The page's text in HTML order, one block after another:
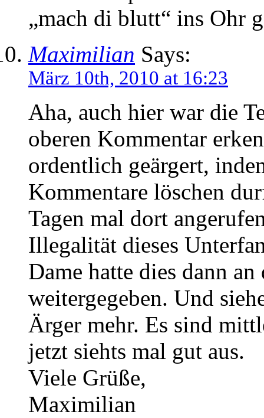
„mach di blutt“ ins Ohr
Maximilian Says:
März 10th, 2010 at 16:23
Aha, auch hier war die
oberen Kommentar
ordentlich geärgert,
Kommentare löschen
Tagen mal dort
Illegalität dieses
Dame hatte dies dann
weitergegeben. Und
Ärger mehr. Es sind
jetzt siehts mal gut aus.
Viele Grüße,
Maximilian